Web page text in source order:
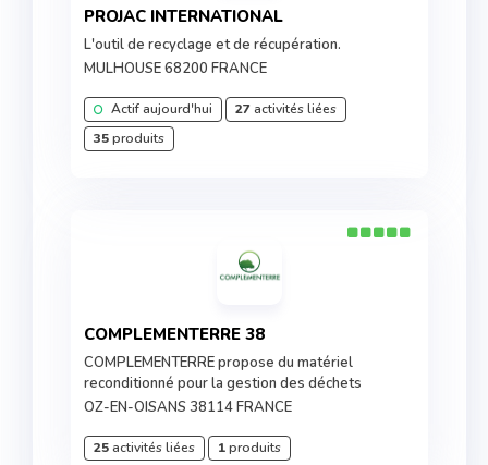
PROJAC INTERNATIONAL
L'outil de recyclage et de récupération.
MULHOUSE 68200 FRANCE
Actif aujourd'hui 27activités liées
35produits
COMPLEMENTERRE 38
COMPLEMENTERRE propose du matériel
reconditionné pour la gestion des déchets
OZ-EN-OISANS 38114 FRANCE
25activités liées 1produits